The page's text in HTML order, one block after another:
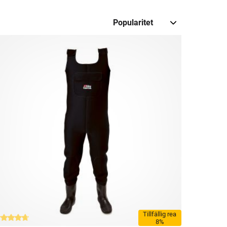
Tillfällig rea
8%